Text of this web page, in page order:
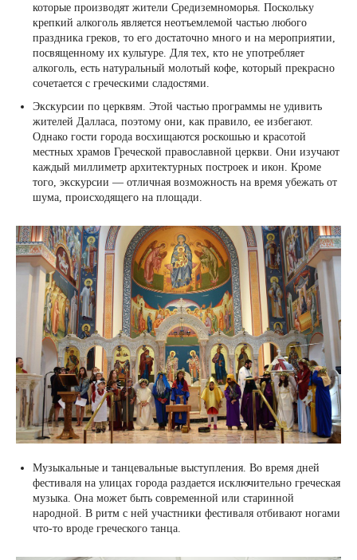
которые производят жители Средиземноморья. Поскольку
крепкий алкоголь является неотъемлемой частью любого
праздника греков, то его достаточно много и на мероприятии,
посвященному их культуре. Для тех, кто не употребляет
алкоголь, есть натуральный молотый кофе, который прекрасно
сочетается с греческими сладостями.
Экскурсии по церквям. Этой частью программы не удивить
жителей Далласа, поэтому они, как правило, ее избегают.
Однако гости города восхищаются роскошью и красотой
местных храмов Греческой православной церкви. Они изучают
каждый миллиметр архитектурных построек и икон. Кроме
того, экскурсии — отличная возможность на время убежать от
шума, происходящего на площади.
Музыкальные и танцевальные выступления. Во время дней
фестиваля на улицах города раздается исключительно греческая
музыка. Она может быть современной или старинной
народной. В ритм с ней участники фестиваля отбивают ногами
что-то вроде греческого танца.